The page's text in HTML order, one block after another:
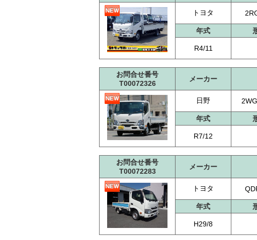
トヨタ
年式
R4/11
お問合せ番号
T00072326
メーカー
日野
年式
R7/12
お問合せ番号
T00072283
メーカー
トヨタ
年式
H29/8